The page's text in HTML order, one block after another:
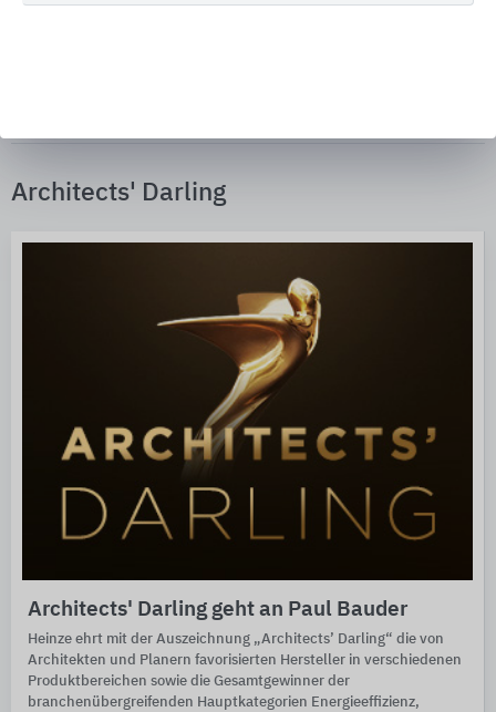
30.03.2026
Architects' Darling
Architects' Darling geht an Paul Bauder
Heinze ehrt mit der Auszeichnung „Architects’ Darling“ die von
Architekten und Planern favorisierten Hersteller in verschiedenen
Produktbereichen sowie die Gesamtgewinner der
branchenübergreifenden Hauptkategorien Energieeffizienz,